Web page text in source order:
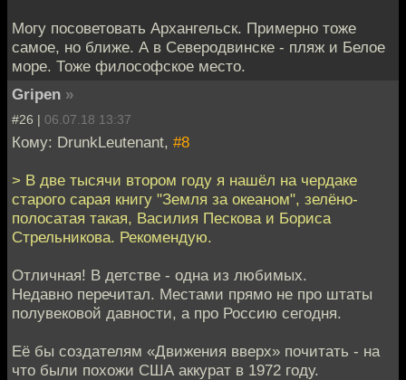
Могу посоветовать Архангельск. Примерно тоже
самое, но ближе. А в Северодвинске - пляж и Белое
море. Тоже философское место.
Gripen »
#26 | 06.07.18 13:37
Кому: DrunkLeutenant, #8
> В две тысячи втором году я нашёл на чердаке
старого сарая книгу "Земля за океаном", зелёно-
полосатая такая, Василия Пескова и Бориса
Стрельникова. Рекомендую.
Отличная! В детстве - одна из любимых.
Недавно перечитал. Местами прямо не про штаты
полувековой давности, а про Россию сегодня.
Её бы создателям «Движения вверх» почитать - на
что были похожи США аккурат в 1972 году.